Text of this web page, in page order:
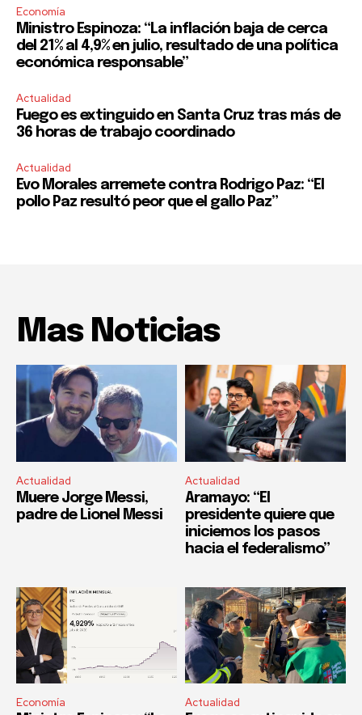
Economía
Ministro Espinoza: “La inflación baja de cerca
del 21% al 4,9% en julio, resultado de una política
económica responsable”
Actualidad
Fuego es extinguido en Santa Cruz tras más de
36 horas de trabajo coordinado
Actualidad
Evo Morales arremete contra Rodrigo Paz: “El
pollo Paz resultó peor que el gallo Paz”
Mas Noticias
Actualidad
Muere Jorge Messi,
padre de Lionel Messi
Actualidad
Aramayo: “El
presidente quiere que
iniciemos los pasos
hacia el federalismo”
Economía Actualidad